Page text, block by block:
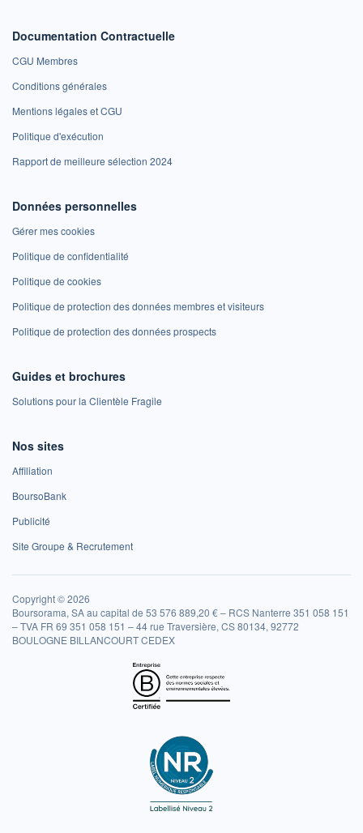
Documentation Contractuelle
CGU Membres
Conditions générales
Mentions légales et CGU
Politique d'exécution
Rapport de meilleure sélection 2024
Données personnelles
Gérer mes cookies
Politique de confidentialité
Politique de cookies
Politique de protection des données membres et visiteurs
Politique de protection des données prospects
Guides et brochures
Solutions pour la Clientèle Fragile
Nos sites
Affiliation
BoursoBank
Publicité
Site Groupe & Recrutement
Copyright © 2026
Boursorama, SA au capital de 53 576 889,20 € – RCS Nanterre 351 058 151
– TVA FR 69 351 058 151 – 44 rue Traversière, CS 80134, 92772
BOULOGNE BILLANCOURT CEDEX